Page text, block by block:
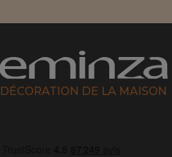
DÉCORATION DE LA MAISON